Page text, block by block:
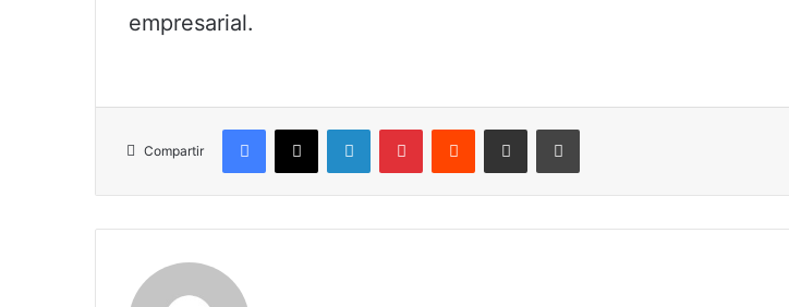
empresarial.
Compartir
Facebook
X LinkedInPinterestReddit Compartir por correo electrónicoImprimir